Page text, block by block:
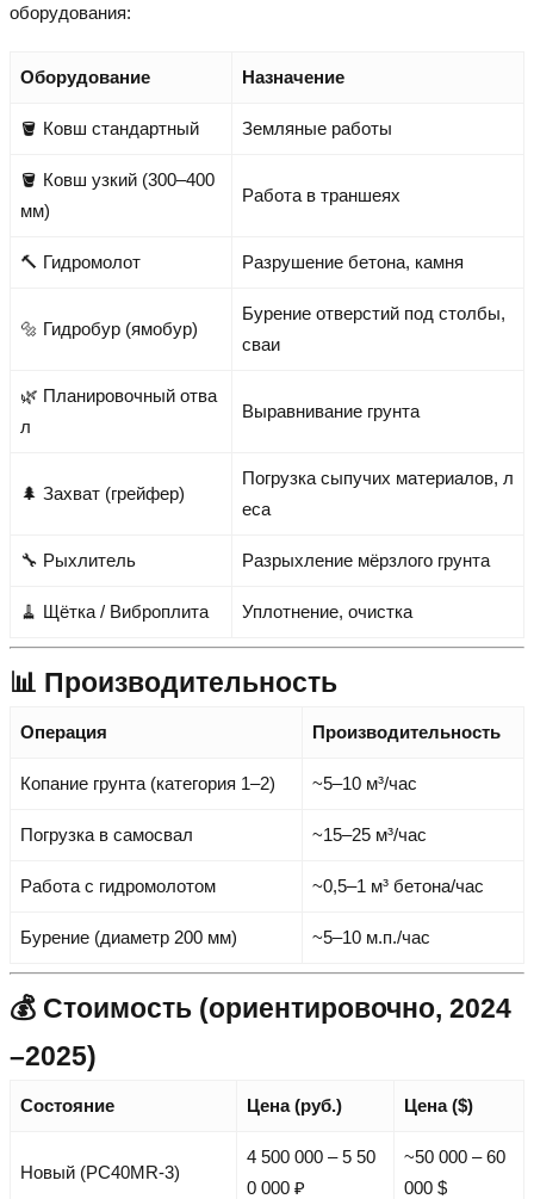
оборудования:
Оборудование Назначение
🪣 Ковш стандартный Земляные работы
🪣 Ковш узкий (300–400
мм)
Работа в траншеях
🔨 Гидромолот Разрушение бетона, камня
🔩 Гидробур (ямобур)
Бурение отверстий под столбы,
сваи
🌿 Планировочный отва
л
Выравнивание грунта
🌲 Захват (грейфер)
Погрузка сыпучих материалов, л
еса
🔧 Рыхлитель Разрыхление мёрзлого грунта
🧹 Щётка / Виброплита Уплотнение, очистка
📊 Производительность
Операция Производительность
Копание грунта (категория 1–2) ~5–10 м³/час
Погрузка в самосвал ~15–25 м³/час
Работа с гидромолотом ~0,5–1 м³ бетона/час
Бурение (диаметр 200 мм) ~5–10 м.п./час
💰 Стоимость (ориентировочно, 2024
–2025)
Состояние Цена (руб.) Цена ($)
Новый (PC40MR-3)
4 500 000 – 5 50
0 000 ₽
~50 000 – 60
000 $